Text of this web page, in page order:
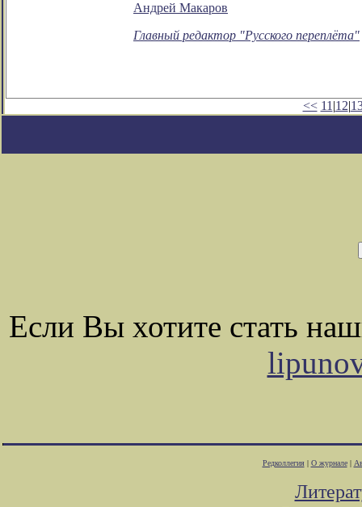
Андрей Макаров
Главный редактор "Русского переплёта"
<< 11 |12|
Если Вы хотите стать
Редколлегия| О журнале|